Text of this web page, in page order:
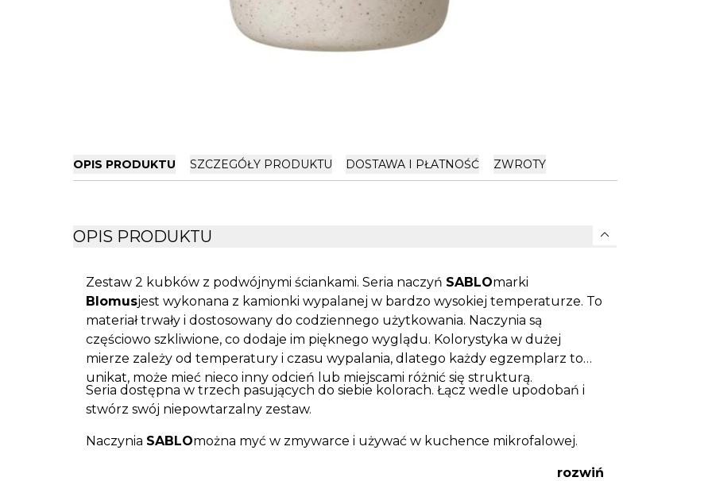
OPIS PRODUKTU SZCZEGÓŁY PRODUKTU DOSTAWA I PŁATNOŚĆ ZWROTY
OPIS PRODUKTU expand_more
Zestaw 2 kubków z podwójnymi ściankami. Seria naczyń SABLOmarki
Blomusjest wykonana z kamionki wypalanej w bardzo wysokiej temperaturze. To
materiał trwały i dostosowany do codziennego użytkowania. Naczynia są
częściowo szkliwione, co dodaje im pięknego wyglądu. Kolorystyka w dużej
mierze zależy od temperatury i czasu wypalania, dlatego każdy egzemplarz to
unikat, może mieć nieco inny odcień lub miejscami różnić się strukturą.
Seria dostępna w trzech pasujących do siebie kolorach. Łącz wedle upodobań i
stwórz swój niepowtarzalny zestaw.
Naczynia SABLOmożna myć w zmywarce i używać w kuchence mikrofalowej.
rozwiń